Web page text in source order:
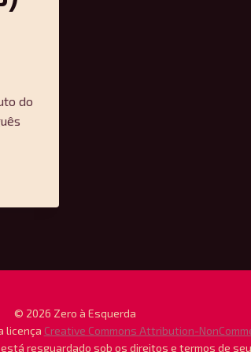
do
© 2026 Zero à Esquerda
licença Creative Commons Attribution-
resguardado sob os direitos e termos de